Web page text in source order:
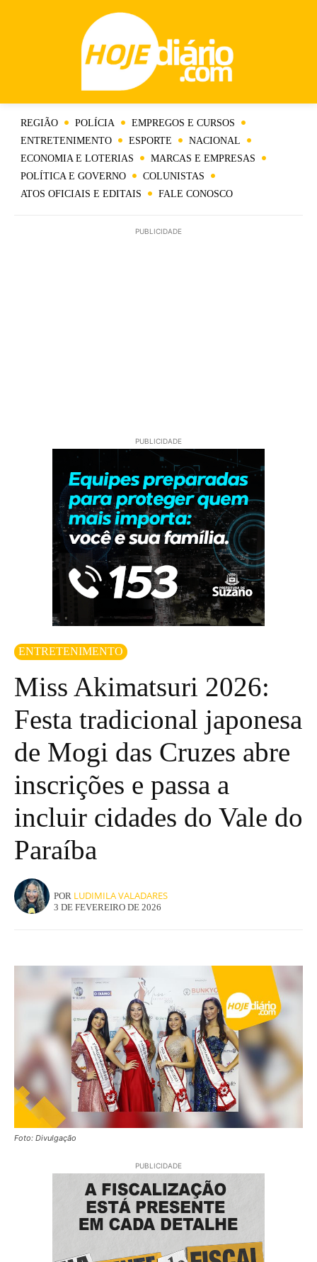
REGIÃO POLÍCIA
EMPREGOS E CURSOS
ENTRETENIMENTO
ESPORTE
NACIONAL
ECONOMIA E LOTERIAS
MARCAS E EMPRESAS
POLÍTICA E GOVERNO
COLUNISTAS
ATOS OFICIAIS E EDITAIS
FALE CONOSCO
PUBLICIDADE
PUBLICIDADE
ENTRETENIMENTO
Miss Akimatsuri 2026:
Festa tradicional japonesa
de Mogi das Cruzes abre
inscrições e passa a
incluir cidades do Vale do
Paraíba
POR LUDIMILA VALADARES
3 DE FEVEREIRO DE 2026
Foto: Divulgação
PUBLICIDADE